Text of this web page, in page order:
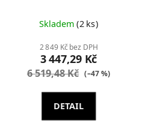
Skladem(2 ks)
2 849 Kč bez DPH
3 447,29 Kč
6 519,48 Kč (–47 %)
DETAIL